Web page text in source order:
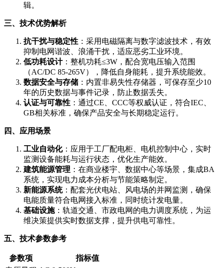
辑。
三、技术优势解析
抗干扰与稳定性 ：采用电磁隔离与数字滤波技术，有效
抑制电网谐波、浪涌干扰，适应恶劣工业环境。
低功耗设计：整机功耗≤3W，配合宽电压输入范围
（AC/DC 85-265V），降低自身能耗，提升系统能效。
数据安全与存储 ：内置非易失性存储器，可保存至少10
年的历史数据与事件记录，防止数据丢失。
认证与可靠性 ：通过CE、CCC等权威认证，符合IEC、
GB相关标准，确保产品安全与长期稳定运行。
四、应用场景
工业自动化：应用于工厂配电柜、电机控制中心，实时
监测设备能耗与运行状态，优化生产能效。
建筑能源管理 ：在商业楼宇、数据中心等场景，集成BA
系统，实现电力成本分析与节能策略制定。
新能源系统：配套光伏电站、风电场的并网监测，确保
电能质量符合电网接入标准，同时统计发电量。
基础设施：轨道交通、市政电网的电力调度系统，为运
维决策提供实时数据支撑，提升供电可靠性。
五、技术参数参考
参数项
指标值